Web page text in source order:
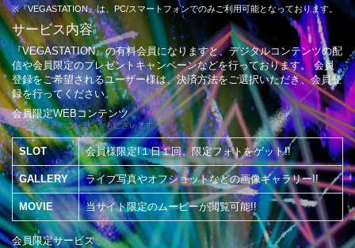
※『VEGASTATION』は、PC/スマートフォンでのみご利用可能となっております。
サービス内容
『VEGASTATION』の有料会員になりますと、デジタルコンテンツの配
信や会員限定のプレゼントキャンペーンなどを行っております。 会員
登録をご希望されるユーザー様は、決済方法をご選択いただき、会員登
録を行ってください。
会員限定WEBコンテンツ
※不定期更新のコンテンツもございます。
SLOT 会員様限定!１日１回、限定フォトをゲット!!
GALLERY ライブ写真やオフショットなどの画像ギャラリー!!
MOVIE 当サイト限定のムービーが閲覧可能!!
会員限定サービス